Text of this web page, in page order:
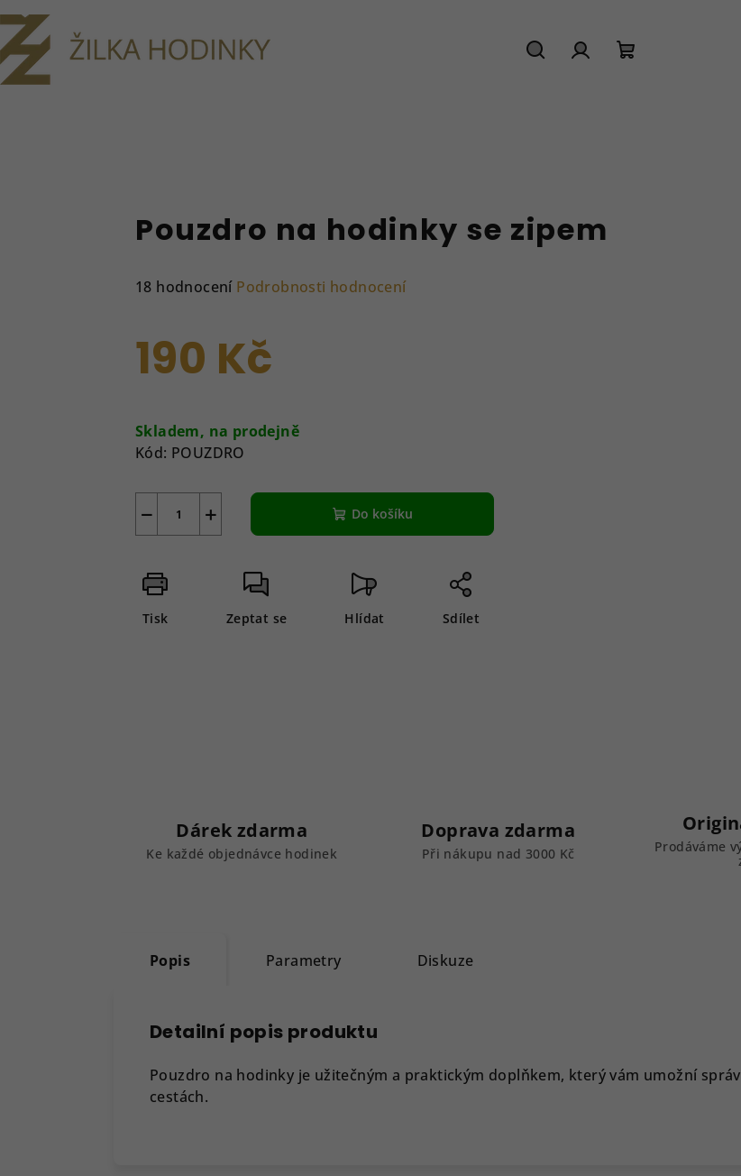
Pouzdro na hodinky se zipem
Průměrné
je
4,8
hvězdiček.
18 hodnocení Podrobnosti hodnocení
190 Kč
cena:
Skladem, na prodejně
Kód: POUZDRO
+
− Do košíku
Tisk Zeptat se Hlídat Sdílet
Dárek zdarma
Ke každé objednávce hodinek
Doprava zdarma
Při nákupu nad 3000 Kč
Prodáváme
Popis Parametry Diskuze
Detailní popis produktu
Pouzdro na hodinky je užitečným a praktickým doplňkem, který vám umožní
cestách.